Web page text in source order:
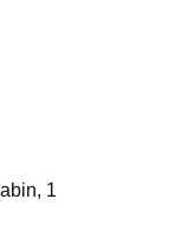
1